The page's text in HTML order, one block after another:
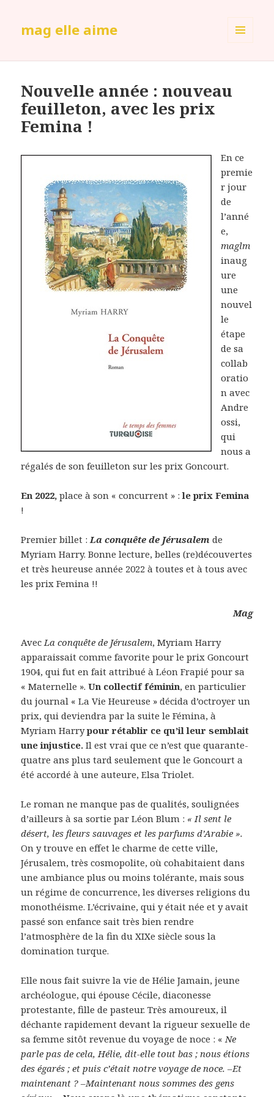
mag elle aime
Nouvelle année : nouveau
feuilleton, avec les prix
Femina !
En ce
premie
r jour
de
l’anné
e,
maglm
inaug
ure
une
nouvel
le
étape
de sa
collab
oratio
n avec
Andre
ossi,
qui
nous a
régalés de son feuilleton sur les prix Goncourt.
En 2022, place à son « concurrent » :le prix Femina
!
Premier billet :La conquête de Jérusalem de
Myriam Harry. Bonne lecture, belles (re)découvertes
et très heureuse année 2022 à toutes et à tous avec
les prix Femina !!
Mag
AvecLa conquête de Jérusalem, Myriam Harry
apparaissait comme favorite pour le prix Goncourt
1904, qui fut en fait attribué à Léon Frapié pour sa
« Maternelle ».Un collectif féminin, en particulier
du journal « La Vie Heureuse » décida d’octroyer un
prix, qui deviendra par la suite le Fémina, à
Myriam Harrypour rétablir ce qu’il leur semblait
une injustice. Il est vrai que ce n’est que quarante-
quatre ans plus tard seulement que le Goncourt a
été accordé à une auteure, Elsa Triolet.
Le roman ne manque pas de qualités, soulignées
d’ailleurs à sa sortie par Léon Blum : « Il sent le
désert, les fleurs sauvages et les parfums d’Arabie ».
On y trouve en effet le charme de cette ville,
Jérusalem, très cosmopolite, où cohabitaient dans
une ambiance plus ou moins tolérante, mais sous
un régime de concurrence, les diverses religions du
monothéisme. L’écrivaine, qui y était née et y avait
passé son enfance sait très bien rendre
l’atmosphère de la fin du XIXe siècle sous la
domination turque.
Elle nous fait suivre la vie de Hélie Jamain, jeune
archéologue, qui épouse Cécile, diaconesse
protestante, fille de pasteur. Très amoureux, il
déchante rapidement devant la rigueur sexuelle de
sa femme sitôt revenue du voyage de noce : « Ne
parle pas de cela, Hélie, dit-elle tout bas ; nous étions
des égarés ; et puis c’était notre voyage de noce. –Et
maintenant ? –Maintenant nous sommes des gens